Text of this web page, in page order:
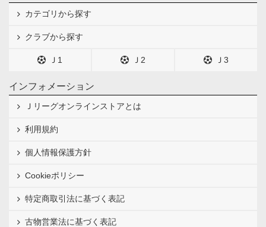
カテゴリから探す
クラブから探す
Ｊ1 Ｊ2 Ｊ3
インフォメーション
Ｊリーグオンラインストアとは
利用規約
個人情報保護方針
Cookieポリシー
特定商取引法に基づく表記
古物営業法に基づく表記